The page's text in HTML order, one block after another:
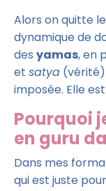
Alors on quitte
dynamique de
des yamas, en
et satya
imposée. Elle est
Pourquoi
en guru
Dans mes
qui est juste